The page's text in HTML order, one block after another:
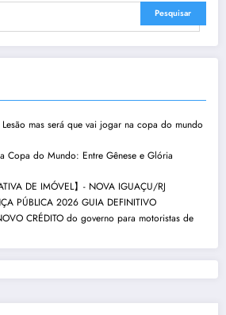
mas será que vai jogar na copa do mundo
Copa do Mundo: Entre Gênese e Glória
DE IMÓVEL】- NOVA IGUAÇU/RJ
PÚBLICA 2026 GUIA DEFINITIVO
CRÉDITO do governo para motoristas de